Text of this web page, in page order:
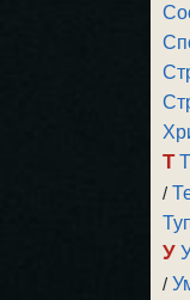
Т
/
У
/